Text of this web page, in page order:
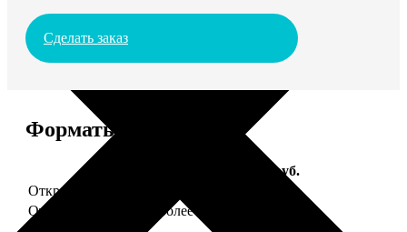
Сделать заказ
Форматы и цены
Цена, руб.
Открытка А5 "отправим за Вас"
Открытка А5 6 шт и более